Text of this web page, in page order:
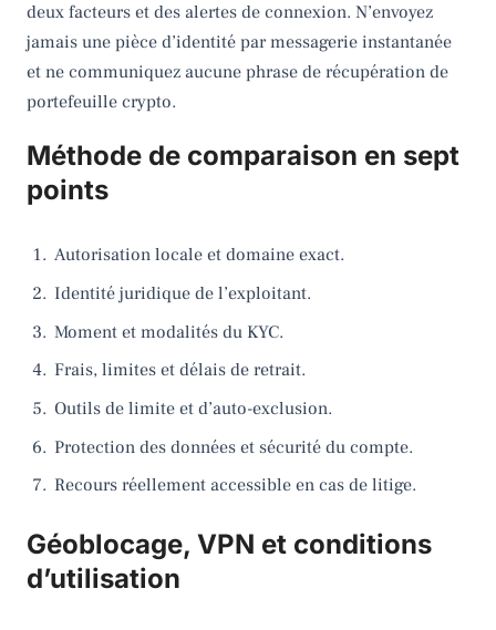
deux facteurs et des alertes de connexion. N’envoyez
jamais une pièce d’identité par messagerie instantanée
et ne communiquez aucune phrase de récupération de
portefeuille crypto.
Méthode de comparaison en sept
points
Autorisation locale et domaine exact.
Identité juridique de l’exploitant.
Moment et modalités du KYC.
Frais, limites et délais de retrait.
Outils de limite et d’auto-exclusion.
Protection des données et sécurité du compte.
Recours réellement accessible en cas de litige.
Géoblocage, VPN et conditions
d’utilisation